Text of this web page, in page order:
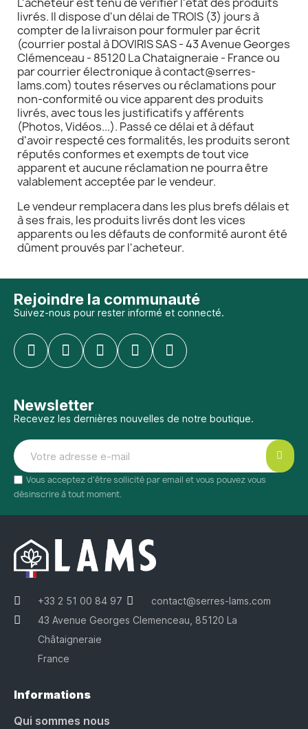
livrés. Il dispose d'un délai de TROIS (3) jours à
compter de la livraison pour formuler par écrit
(courrier postal à DOVIRIS SAS - 43 Avenue Georges
Clémenceau - 85120 La Chataigneraie - France ou
par courrier électronique à contact@serres-
lams.com) toutes réserves ou réclamations pour
non-conformité ou vice apparent des produits
livrés, avec tous les justificatifs y afférents
(Photos, Vidéos...). Passé ce délai et à défaut
d'avoir respecté ces formalités, les produits seront
réputés conformes et exempts de tout vice
apparent et aucune réclamation ne pourra être
valablement acceptée par le vendeur.
Le vendeur remplacera dans les plus brefs délais et
à ses frais, les produits livrés dont les vices
apparents ou les défauts de conformité auront été
dûment prouvés par l'acheteur.
Rejoindre la communauté
Suivez-nous pour rester informé et connecté.
Newsletter
Recevez les dernières nouvelles de notre boutique.
Vous acceptez d'être sollicité par email et vous pouvez vous
désinscrire à tout moment.
+33 2 51 00 84 97
contact@serres-lams.com
43 Avenue Georges Clemenceau, 85120 La
Châtaigneraie
France
Informations
Qui sommes nous